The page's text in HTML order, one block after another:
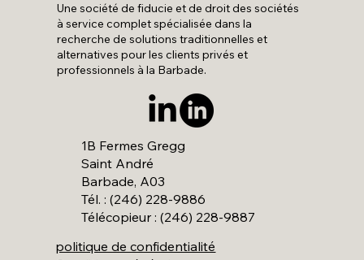
Une société de fiducie et de droit des sociétés
à service complet spécialisée dans la
recherche de solutions traditionnelles et
alternatives pour les clients privés et
professionnels à la Barbade.
1B Fermes Gregg
Saint André
Barbade, A03
Tél. : (246) 228-9886
Télécopieur : (246) 228-9887
politique de confidentialité